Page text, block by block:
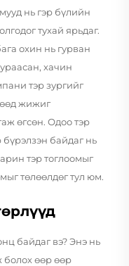
нь гэр бүлийн
тухай ярьдаг.
охин нь гурван
хачин
тэр зургийг
жижиг
өгсөн. Одоо тэр
байдаг нь
тэр тоглоомыг
төлөөлдөг тул юм.
байдаг вэ? Энэ нь
болох өөр өөр